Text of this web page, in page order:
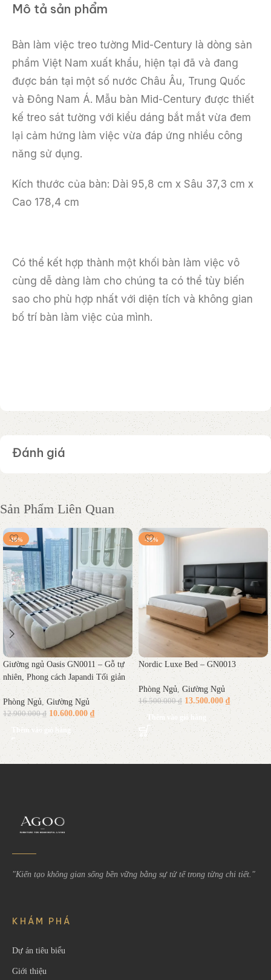
Mô tả sản phẩm
Bàn làm việc treo tường Mid-Century là dòng sản
phẩm Việt Nam xuất khẩu, hiện tại đã và đang
được bán tại một số nước Châu Âu, Trung Quốc
và Đông Nam Á. Mẫu bàn Mid-Century được thiết
kế treo sát tường với kiểu dáng bắt mắt vừa đem
lại cảm hứng làm việc vừa đáp ứng nhiều công
năng sử dụng.
Kích thước của bàn: Dài 95,8 cm x Sâu 37,3 cm x
Cao 178,4 cm
Có thể kết hợp thành một khối bàn làm việc vô
cùng dễ dàng làm cho chúng ta có thể tùy biến
sao cho phù hợp nhất với diện tích và không gian
bố trí bàn làm việc của mình.
Đánh giá
Sản Phẩm Liên Quan
-18%
Giường ngủ Oasis GN0011 – Gỗ tự
nhiên, Phong cách Japandi Tối giản
Phòng Ngủ , Giường Ngủ
12.900.000₫ 10.600.000 ₫
Thêm vào giỏ hàng
-18%
Nordic Luxe Bed – GN0013
Phòng Ngủ,Giường Ngủ
16.500.000₫ 13.500.000 ₫
Thêm vào giỏ hàng
Read More
"Kiến tạo không gian sống bền vững bằng sự tử tế trong từng chi tiết."
KHÁM PHÁ
Dự án tiêu biểu
Giới thiệu